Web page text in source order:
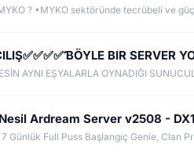
BIR SERVER
Ardream Server v2508 -
Günlük Full Puss Başlangıç Genie, Clan